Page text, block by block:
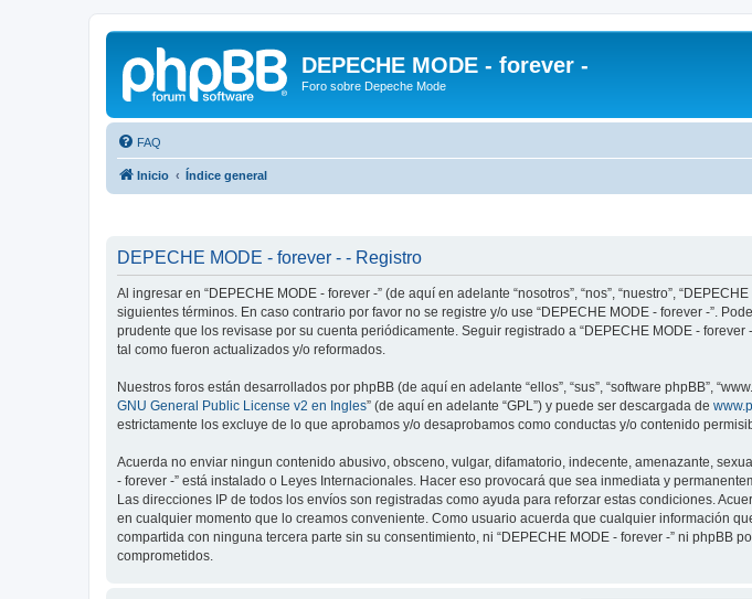
DEPECHE MODE - forever -
Foro sobre Depeche Mode
FAQ
Inicio Índice general
DEPECHE MODE - forever - - Registro
Al ingresar en “DEPECHE MODE - forever -” (de aquí en adelante “nosotros”, “nos”, “nuestro”,
siguientes términos. En caso contrario por favor no se registre y/o use “DEPECHE MODE - forever -”.
prudente que los revisase por su cuenta periódicamente. Seguir registrado a “DEPECHE MODE -
tal como fueron actualizados y/o reformados.
Nuestros foros están desarrollados por phpBB (de aquí en adelante “ellos”, “sus”, “software phpBB”,
GNU General Public License v2 en Ingles” (de aquí en adelante “GPL”) y puede ser descargada de
estrictamente los excluye de lo que aprobamos y/o desaprobamos como conductas y/o contenido
Acuerda no enviar ningun contenido abusivo, obsceno, vulgar, difamatorio, indecente, amenazante,
- forever -” está instalado o Leyes Internacionales. Hacer eso provocará que sea inmediata y
Las direcciones IP de todos los envíos son registradas como ayuda para reforzar estas condiciones.
en cualquier momento que lo creamos conveniente. Como usuario acuerda que cualquier información
compartida con ninguna tercera parte sin su consentimiento, ni “DEPECHE MODE - forever -” ni
comprometidos.